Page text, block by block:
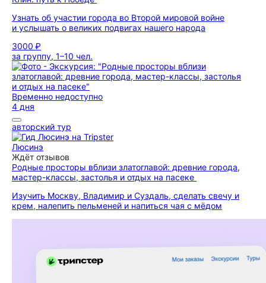
Узнать об участии города во Второй мировой войне
и услышать о великих подвигах нашего народа
3000 ₽
за группу, 1–10 чел.
Временно недоступно
4 дня
авторский тур
Люсинэ
Ждёт отзывов
Родные просторы вблизи златоглавой: древние города,
мастер-классы, застолья и отдых на пасеке
Изучить Москву, Владимир и Суздаль, сделать свечу и
крем, налепить пельменей и напиться чая с мёдом